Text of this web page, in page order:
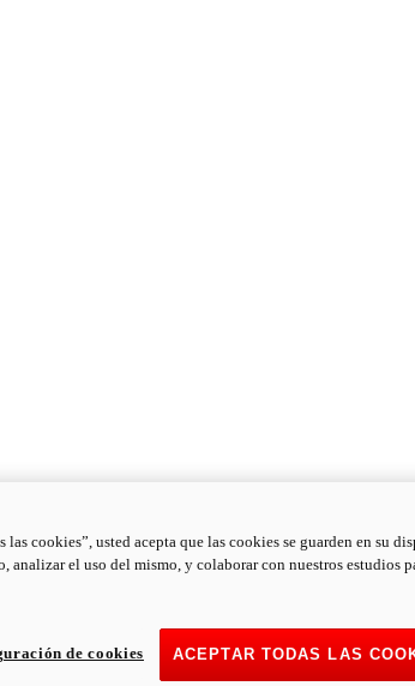
cookies”, usted acepta que las cookies se guarden en su
analizar el uso del mismo, y colaborar con nuestros estudios
ACEPTAR TODAS LAS
de cookies